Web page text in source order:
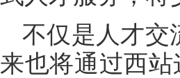
不仅是人才交
来也将通过西站